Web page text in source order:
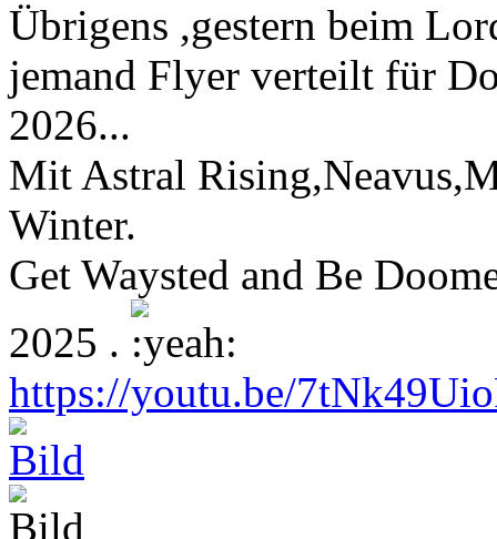
Übrigens ,gestern beim
jemand Flyer verteilt für
2026...
Mit Astral
Winter.
Get Waysted and Be
2025 .
https://youtu.be/